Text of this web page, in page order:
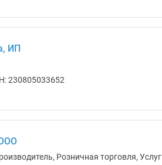
ИП
230805033652
Розничная торговля,